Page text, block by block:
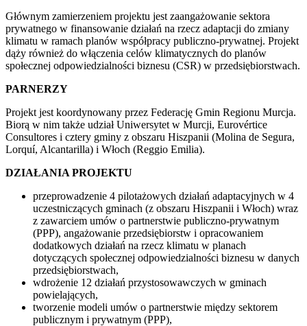
Głównym zamierzeniem projektu jest zaangażowanie sektora
prywatnego w finansowanie działań na rzecz adaptacji do zmiany
klimatu w ramach planów współpracy publiczno-prywatnej. Projekt
dąży również do włączenia celów klimatycznych do planów
społecznej odpowiedzialności biznesu (CSR) w przedsiębiorstwach.
PARNERZY
Projekt jest koordynowany przez Federację Gmin Regionu Murcja.
Biorą w nim także udział Uniwersytet w Murcji, Eurovértice
Consultores i cztery gminy z obszaru Hiszpanii (Molina de Segura,
Lorquí, Alcantarilla) i Włoch (Reggio Emilia).
DZIAŁANIA PROJEKTU
przeprowadzenie 4 pilotażowych działań adaptacyjnych w 4
uczestniczących gminach (z obszaru Hiszpanii i Włoch) wraz
z zawarciem umów o partnerstwie publiczno-prywatnym
(PPP), angażowanie przedsiębiorstw i opracowaniem
dodatkowych działań na rzecz klimatu w planach
dotyczących społecznej odpowiedzialności biznesu w danych
przedsiębiorstwach,
wdrożenie 12 działań przystosowawczych w gminach
powielających,
tworzenie modeli umów o partnerstwie między sektorem
publicznym i prywatnym (PPP),